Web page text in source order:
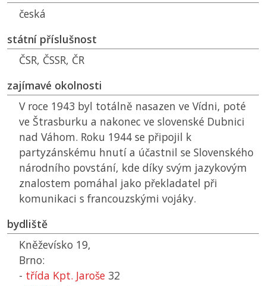
česká
státní příslušnost
ČSR, ČSSR, ČR
zajímavé okolnosti
V roce 1943 byl totálně nasazen ve Vídni, poté
ve Štrasburku a nakonec ve slovenské Dubnici
nad Váhom. Roku 1944 se připojil k
partyzánskému hnutí a účastnil se Slovenského
národního povstání, kde díky svým jazykovým
znalostem pomáhal jako překladatel při
komunikaci s francouzskými vojáky.
bydliště
Kněževísko 19,
Brno:
- třída Kpt. Jaroše 32